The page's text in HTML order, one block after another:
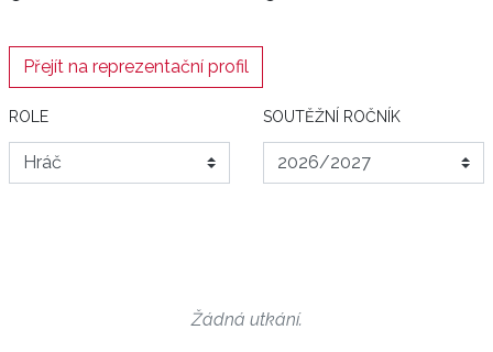
Přejít na reprezentační profil
ROLE SOUTĚŽNÍ ROČNÍK
Žádná utkání.